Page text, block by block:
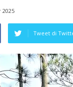
2025
Tweet di